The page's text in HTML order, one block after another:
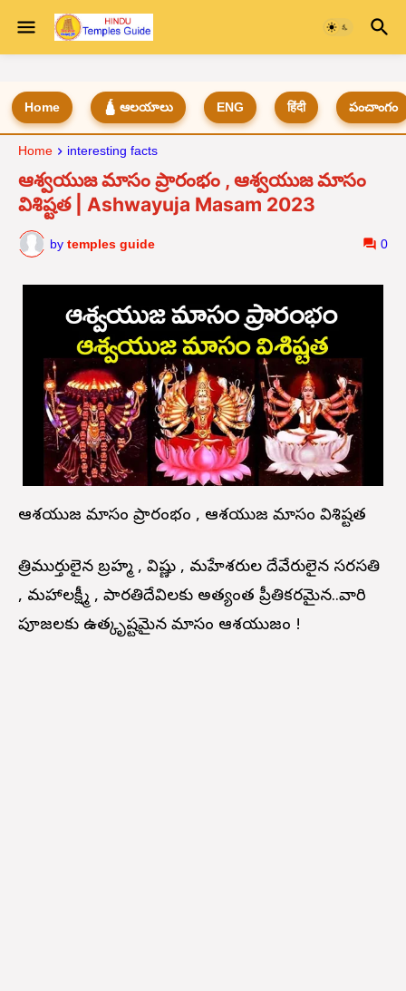
Home 🛕 ఆలయాలు ENG हिंदी పంచాంగం
Home interesting facts
ఆశ్వయుజ మాసం ప్రారంభం , ఆశ్వయుజ మాసం
విశిష్టత | Ashwayuja Masam 2023
by temples guide 0
ఆశ్వయుజ మాసం ప్రారంభం , ఆశ్వయుజ మాసం విశిష్టత
త్రిముర్తులైన బ్రహ్మ , విష్ణు , మహేశ్వరుల దేవేరులైన సరస్వతి
, మహాలక్ష్మీ , పార్వతిదేవిలకు అత్యంత ప్రీతికరమైన..వారి
పూజలకు ఉత్కృష్టమైన మాసం ఆశ్వయుజం !